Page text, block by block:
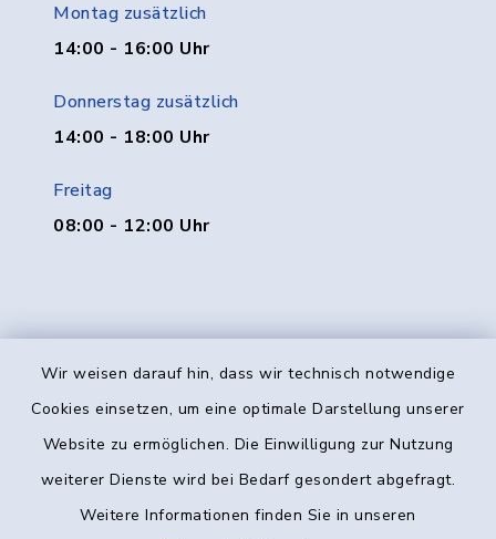
Wir weisen darauf hin, dass wir technisch notwendige
Cookies einsetzen, um eine optimale Darstellung unserer
Website zu ermöglichen. Die Einwilligung zur Nutzung
weiterer Dienste wird bei Bedarf gesondert abgefragt.
Weitere Informationen finden Sie in unseren
Montag zusätzlich
14:00 - 16:00 Uhr
Donnerstag zusätzlich
14:00 - 18:00 Uhr
Freitag
08:00 - 12:00 Uhr
Kontakt
Datenschutz